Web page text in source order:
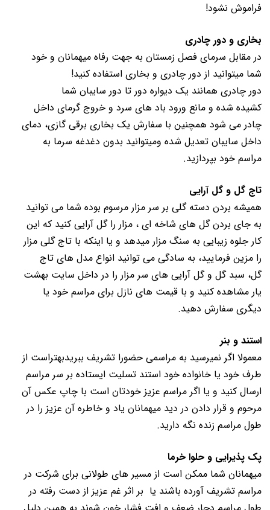
فراموش نشود!
بخاری و دور چادری
در مقابل سرمای فصل زمستان به جهت رفاه میهمانان و خود
شما میتوانید از دور چادری و بخاری استفاده کنید!
دور چادری همانند یک دیواره دور تا دور سایبان شما
کشیده شده و مانع ورود باد های سرد و خروج گرمای داخل
چادر می شود همچنین با سفارش یک بخاری برقی گازی، دمای
داخل سایبان تعدیل شده ومیتوانید بدون دغدغه سرما به
مراسم خود بپردازید.
تاج گل و گل آرایی
همیشه بردن دسته گلی بر سر مزار مرسوم بوده شما می توانید
به جای بردن گل های شاخه ای ، مزار را گل آرایی کنید که این
کار جلوه زیبایی به سنگ مزار میدهد و یا اینکه با تاج گلی مزار
را مزین فرمایید، به سادگی می توانید انواع مدل های تاج
گل، سبد گل و گل آرایی های سر مزار را در داخل سایت بهشت
یار مشاهده کنید و با قیمت های نازل برای مراسم خود یا
دیگری سفارش دهید.
استند و بنر
معمولا اگر نمیرسید به مراسمی حضورا تشریف ببریدبهتراست از
طرف خود یا خانواده خود استند تسلیت ایستاده بر سر مراسم
ارسال کنید و یا اگر مراسم عزیز خودتان است با چاپ عکس آن
مرحوم و قرار دادن در دید میهمانان یاد و خاطره آن عزیز را در
طول مراسم زنده نگه دارید.
پک پذیرایی و حلوا خرما
میهمانان شما ممکن است از مسیر های طولانی برای شرکت در
مراسم تشریف آورده باشند یا بر اثر غم عزیز از دست رفته در